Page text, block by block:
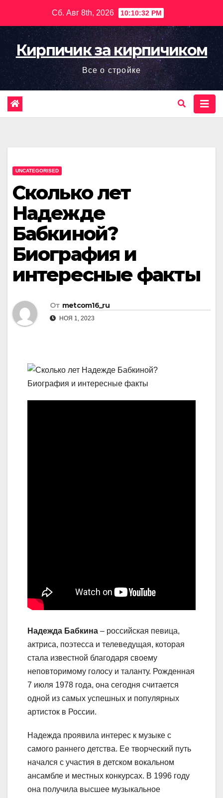
содержимому
Сб. Авг 8th, 2026 10:10:33 PM
Кирпичик за кирпичиком
Все о стройке
UNCATEGORISED
Сколько лет
Надежде
Бабкиной?
Биография и
интересные факты
От metcom16_ru
НОЯ 1, 2023
Надежда Бабкина – российская певица,
актриса, поэтесса и телеведущая, которая
стала известной благодаря своему
неповторимому голосу и таланту. Рожденная
7 июля 1978 года, она сегодня считается
одной из самых успешных и популярных
артисток в России.
Надежда проявила интерес к музыке с
самого раннего детства. Ее творческий путь
начался с участия в детском вокальном
ансамбле и местных конкурсах. В 1996 году
она получила высшее музыкальное